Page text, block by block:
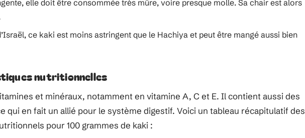
elle doit être consommée très mûre, voire presque molle. Sa chair est alors
ce kaki est moins astringent que le Hachiya et peut être mangé aussi bien
nutritionnelles
et minéraux, notamment en vitamine A, C et E. Il contient aussi des
qui en fait un allié pour le système digestif. Voici un tableau récapitulatif des
pour 100 grammes de kaki :